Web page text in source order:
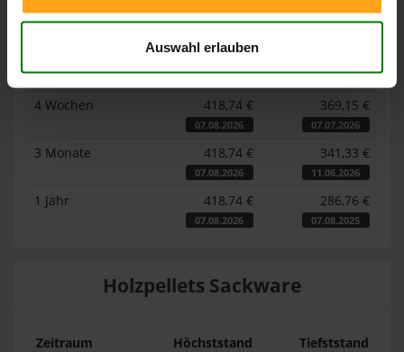
Auswahl erlauben
Lose Holzpellets
Zeitraum Höchststand
Tiefststand
4 Wochen
418,74 €
07.08.2026
369,15 €
07.07.2026
3 Monate 418,74 €
07.08.2026
341,33 €
11.06.2026
1 Jahr 418,74 €
07.08.2026
286,76 €
07.08.2025
Holzpellets Sackware
Zeitraum Höchststand
Tiefststand